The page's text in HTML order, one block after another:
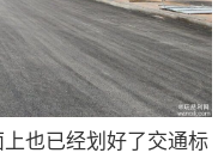
也已经划好了交通标